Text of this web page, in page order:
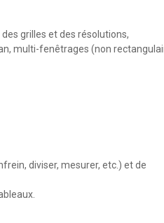
grilles et des résolutions,
multi-fenêtrages (non
diviser, mesurer, etc.) et de